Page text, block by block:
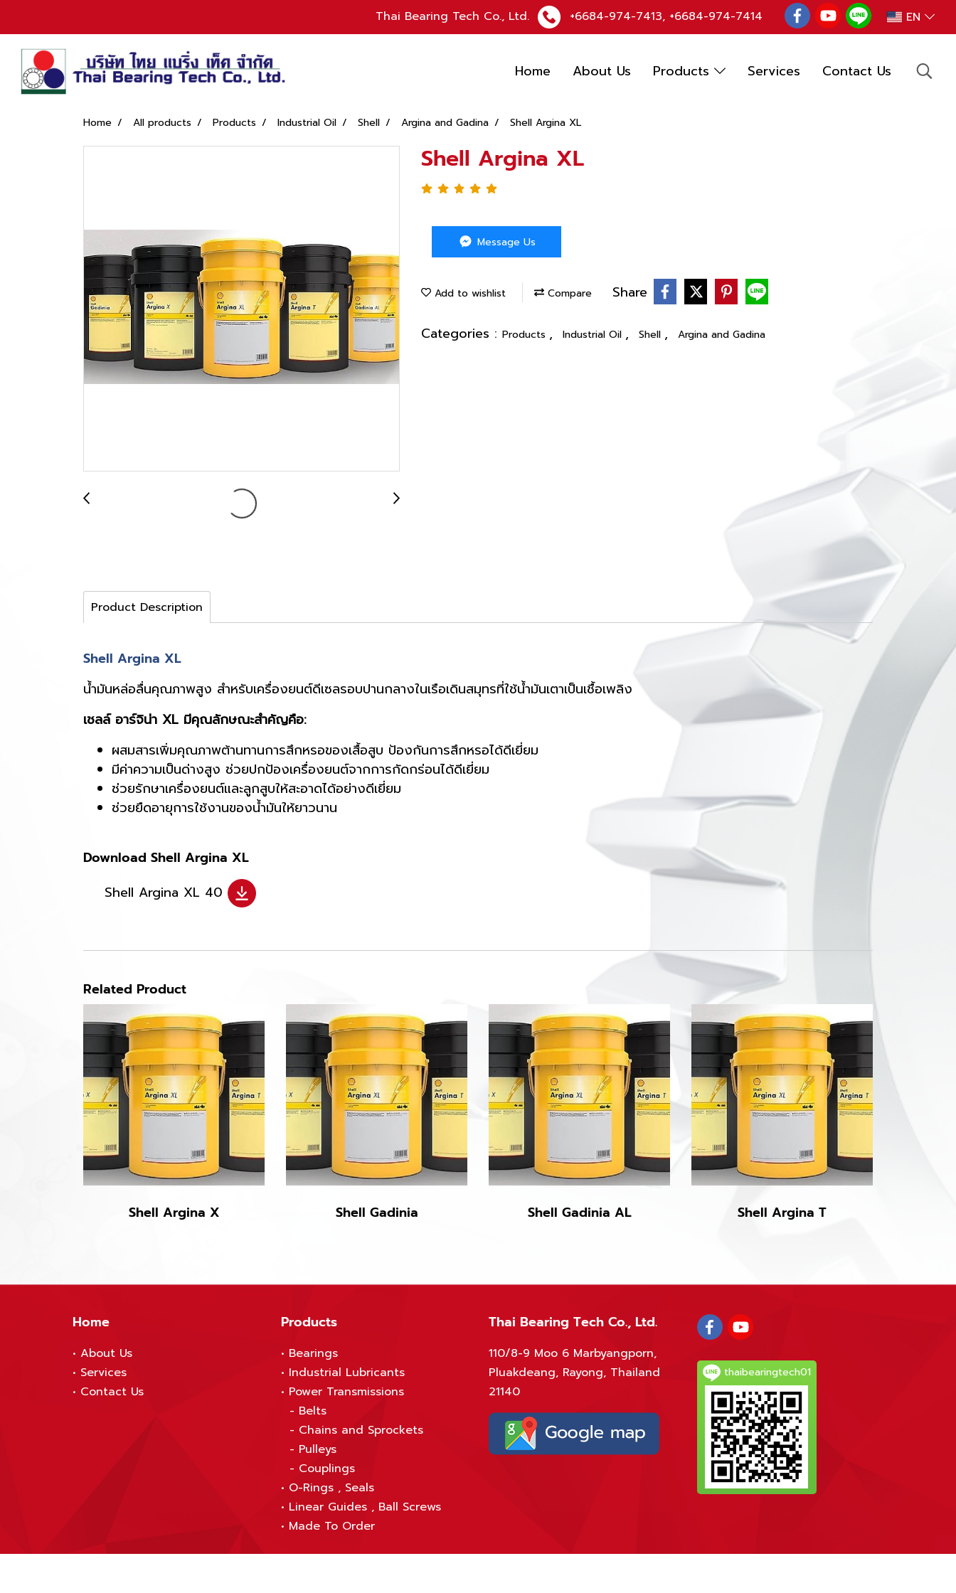
Thai Bearing Tech Co., Ltd. +6684-974-7413, +6684-974-7414 EN
Home About Us Products Services Contact Us
Home All products Products Industrial Oil Shell Argina and Gadina Shell Argina XL
Shell Argina XL
Message Us
Add to wishlist Compare Share
Categories : Products , Industrial Oil , Shell , Argina and Gadina
Product Description
Shell Argina XL
น้ำมันหล่อลื่นคุณภาพสูง สำหรับเครื่องยนต์ดีเซลรอบปานกลางในเรือเดินสมุทรที่ใช้น้ำมันเตาเป็นเชื้อเพลิง
เชลล์ อาร์จิน่า XL มีคุณลักษณะสำคัญคือ:
ผสมสารเพิ่มคุณภาพต้านทานการสึกหรอของเสื้อสูบ ป้องกันการสึกหรอได้ดีเยี่ยม
มีค่าความเป็นด่างสูง ช่วยปกป้องเครื่องยนต์จากการกัดกร่อนได้ดีเยี่ยม
ช่วยรักษาเครื่องยนต์และลูกสูบให้สะอาดได้อย่างดีเยี่ยม
ช่วยยืดอายุการใช้งานของน้ำมันให้ยาวนาน
Download Shell Argina XL
Shell Argina XL 40
Related Product
Shell Argina X Shell Gadinia Shell Gadinia AL Shell Argina T
Home
• About Us
• Services
• Contact Us
Products
• Bearings
• Industrial Lubricants
• Power Transmissions
- Belts
- Chains and Sprockets
- Pulleys
- Couplings
• O-Rings , Seals
• Linear Guides , Ball Screws
• Made To Order
Thai Bearing Tech Co., Ltd.
110/8-9 Moo 6 Marbyangporn,
Pluakdeang, Rayong, Thailand
21140
thaibearingtech01